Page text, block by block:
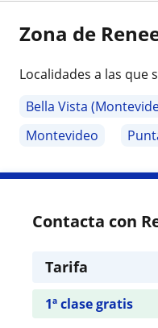
Zona de
Localidades a las que
Bella Vista
Montevideo
Contacta con
Tarifa
1ª clase gratis